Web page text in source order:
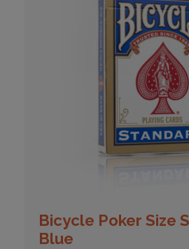
Bicycle Poker Size
Blue